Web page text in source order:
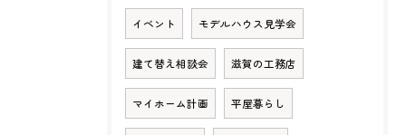
イベント モデルハウス見学会
建て替え相談会 滋賀の工務店
マイホーム計画 平屋暮らし